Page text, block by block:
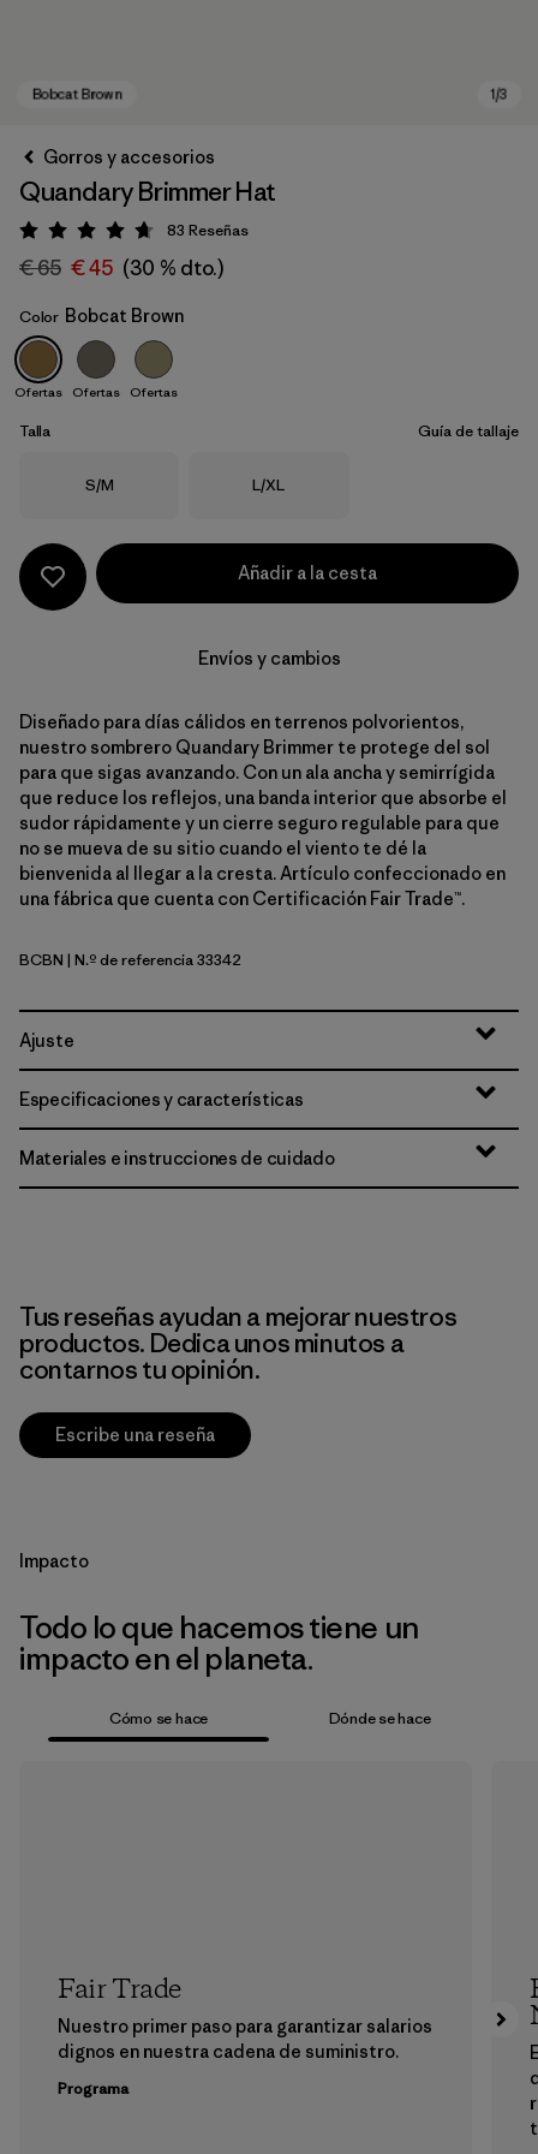
Bobcat Brown
Gorros y accesorios
Quandary Brimmer Hat
Puntuación: 4.7 / 5
83 Reseñas
€ 65 € 45 (30 % dto.)
Color Bobcat Brown
Ofertas Ofertas Ofertas
Talla Guía de tallaje
Talla
S/M Talla
L/XL
Añadir a la cesta
Envíos y cambios
Diseñado para días cálidos en terrenos polvorientos,
nuestro sombrero Quandary Brimmer te protege del sol
para que sigas avanzando. Con un ala ancha y semirrígida
que reduce los reflejos, una banda interior que absorbe el
sudor rápidamente y un cierre seguro regulable para que
no se mueva de su sitio cuando el viento te dé la
bienvenida al llegar a la cresta. Artículo confeccionado en
una fábrica que cuenta con Certificación Fair Trade™.
Bobcat Brown
BCBN | N.º de referencia 33342
Ajuste
Especificaciones y características
Materiales e instrucciones de cuidado
Tus reseñas ayudan a mejorar nuestros
productos. Dedica unos minutos a
contarnos tu opinión.
Escribe una reseña
Impacto
Todo lo que hacemos tiene un
impacto en el planeta.
Cómo se hace Dónde se hace
Fair Trade
Nuestro primer paso para garantizar salarios
dignos en nuestra cadena de suministro.
Programa